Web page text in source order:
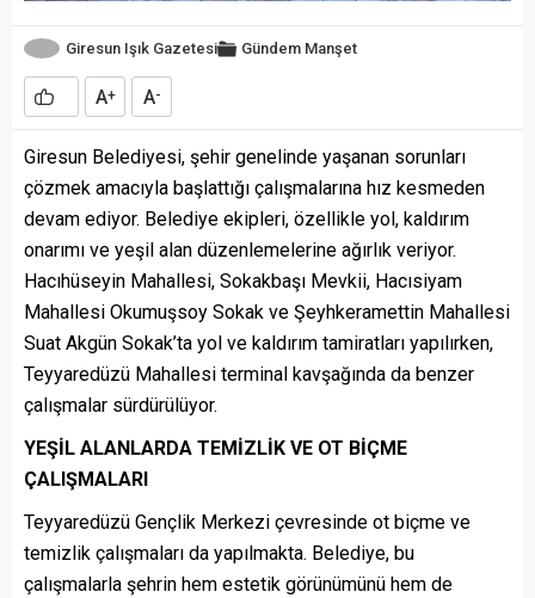
Giresun Işık Gazetesi Gündem Manşet
A+ A-
Giresun Belediyesi, şehir genelinde yaşanan sorunları
çözmek amacıyla başlattığı çalışmalarına hız kesmeden
devam ediyor. Belediye ekipleri, özellikle yol, kaldırım
onarımı ve yeşil alan düzenlemelerine ağırlık veriyor.
Hacıhüseyin Mahallesi, Sokakbaşı Mevkii, Hacısiyam
Mahallesi Okumuşsoy Sokak ve Şeyhkeramettin Mahallesi
Suat Akgün Sokak’ta yol ve kaldırım tamiratları yapılırken,
Teyyaredüzü Mahallesi terminal kavşağında da benzer
çalışmalar sürdürülüyor.
YEŞİL ALANLARDA TEMİZLİK VE OT BİÇME
ÇALIŞMALARI
Teyyaredüzü Gençlik Merkezi çevresinde ot biçme ve
temizlik çalışmaları da yapılmakta. Belediye, bu
çalışmalarla şehrin hem estetik görünümünü hem de